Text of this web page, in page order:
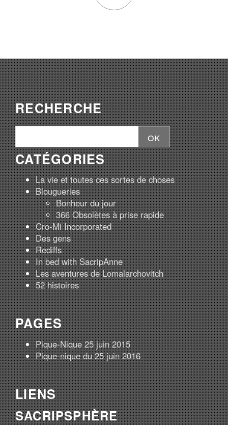
RECHERCHE
CATÉGORIES
La vie et toutes ces sortes de choses
Blougueries
Bonheur du jour
366 Obsolètes à prise rapide
Cro-Mi Incorporated
Des gens
Rediffs
In bed with SacripAnne
Les aventures de Lomalarchovitch
52 histoires
PAGES
Pique-Nique 25 juin 2015
Pique-nique du 25 juin 2016
LIENS
SACRIPSPHÈRE